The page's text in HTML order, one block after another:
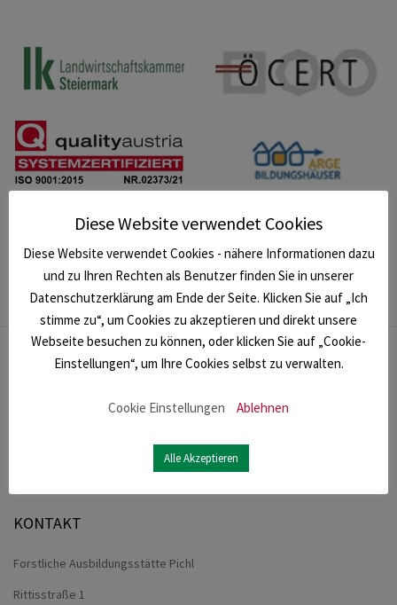
Melden Sie sich für unseren Newsletter an und bleiben
Sie immer informiert.
KONTAKT
Forstliche Ausbildungsstätte Pichl
Rittisstraße 1
Diese Website verwendet Cookies
Diese Website verwendet Cookies - nähere Informationen dazu
und zu Ihren Rechten als Benutzer finden Sie in unserer
Datenschutzerklärung am Ende der Seite. Klicken Sie auf „Ich
stimme zu“, um Cookies zu akzeptieren und direkt unsere
Webseite besuchen zu können, oder klicken Sie auf „Cookie-
Einstellungen“, um Ihre Cookies selbst zu verwalten.
Cookie Einstellungen Ablehnen
Alle Akzeptieren